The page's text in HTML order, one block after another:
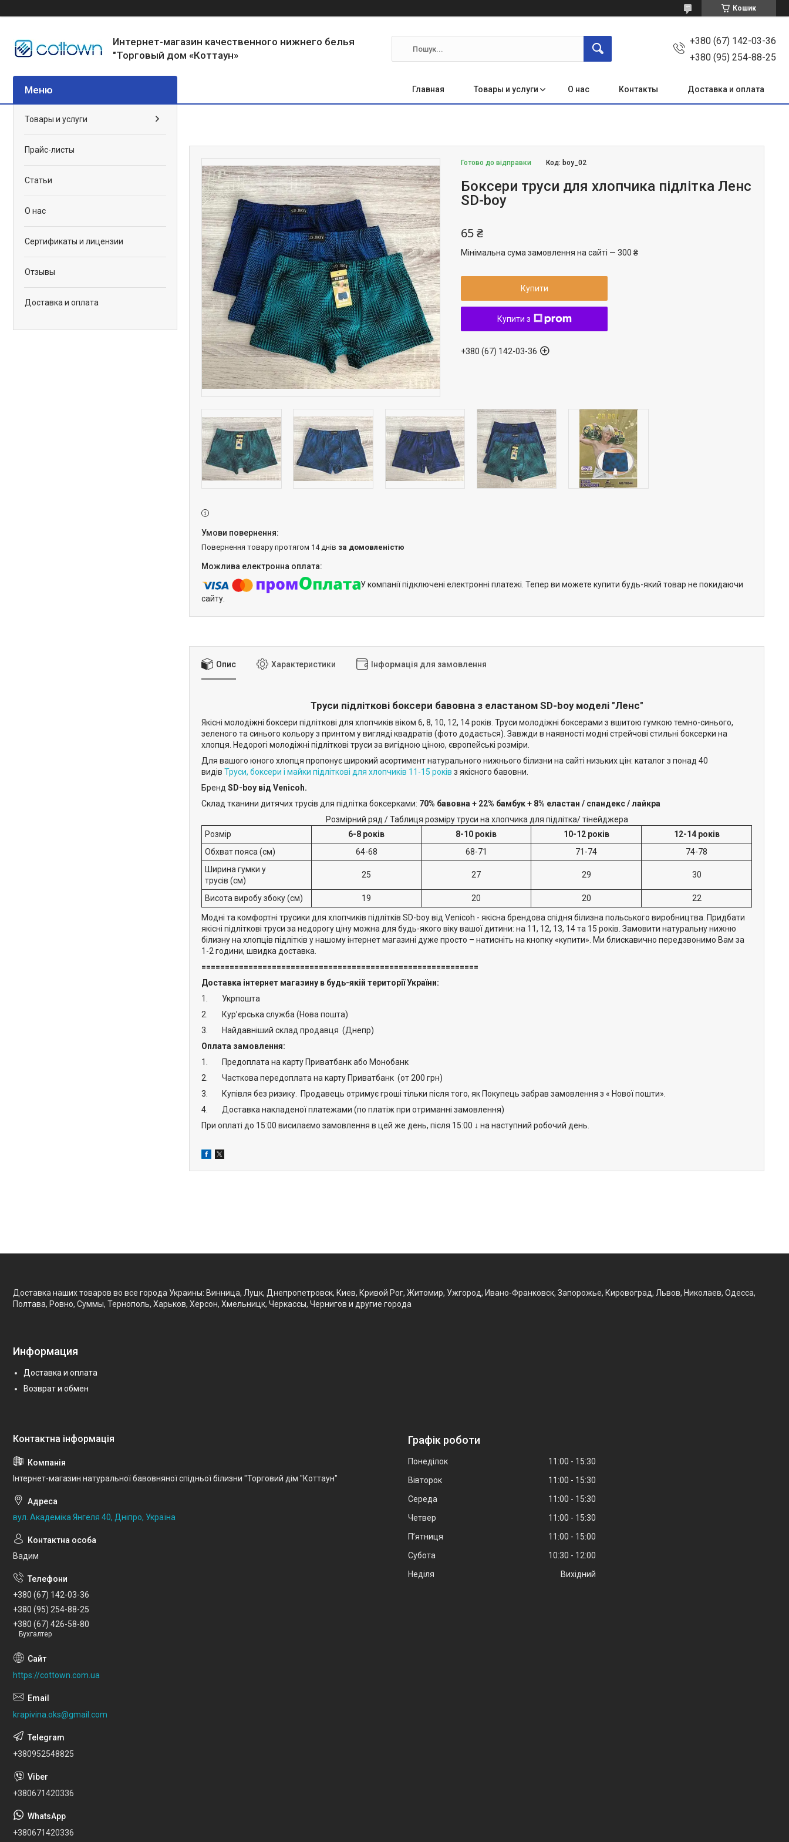
Кошик
Интернет-магазин качественного нижнего белья
"Торговый дом «Коттаун»
+380 (67) 142-03-36
+380 (95) 254-88-25
Главная Товары и услуги О нас Контакты Доставка и оплата
Готово до відправки Код: boy_02
Боксери труси для хлопчика підлітка Ленс
SD-boy
65 ₴
Мінімальна сума замовлення на сайті — 300 ₴
Купити
Купити з
+380 (67) 142-03-36
повернення товару протягом 14 днів за домовленістю
У компанії підключені електронні платежі. Тепер ви можете купити будь-який товар не покидаючи
сайту.
Опис Характеристики Інформація для замовлення
Труси підліткові боксери бавовна з еластаном SD-boy моделі "Ленс"
Якісні молодіжні боксери підліткові для хлопчиків віком 6, 8, 10, 12, 14 років. Труси молодіжні боксерами з вшитою гумкою темно-синього,
зеленого та синього кольору з принтом у вигляді квадратів (фото додається). Завжди в наявності модні стрейчові стильні боксерки на
хлопця. Недорогі молодіжні підліткові труси за вигідною ціною, європейські розміри.
Для вашого юного хлопця пропонує широкий асортимент натурального нижнього білизни на сайті низьких цін: каталог з понад 40
видів Труси, боксери і майки підліткові для хлопчиків 11-15 років з якісного бавовни.
Бренд SD-boy від Venicoh.
Склад тканини дитячих трусів для підлітка боксерками: 70% бавовна + 22% бамбук + 8% еластан / спандекс / лайкра
Розмірний ряд / Таблиця розміру труси на хлопчика для підлітка/ тінейджера
Розмір
6-8 років 8-10 років 10-12 років
12-14 років
Обхват пояса (см)
64-68 68-71 71-74
74-78
Ширина гумки у
трусів (см)
25 27 29 30
Висота виробу збоку (см) 19 20 20 22
Модні та комфортні трусики для хлопчиків підлітків SD-boy від Venicoh - якісна брендова спідня білизна польського виробництва. Придбати
якісні підліткові труси за недорогу ціну можна для будь-якого віку вашої дитини: на 11, 12, 13, 14 та 15 років. Замовити натуральну нижню
білизну на хлопців підлітків у нашому інтернет магазині дуже просто – натисніть на кнопку «купити». Ми блискавично передзвонимо Вам за
1-2 години, швидка доставка.
===========================================================
Доставка інтернет магазину в будь-якій території України:
1. Укрпошта
2. Кур’єрська служба (Нова пошта)
3. Найдавніший склад продавця (Днепр)
Оплата замовлення:
1. Предоплата на карту Приватбанк або Монобанк
2. Часткова передоплата на карту Приватбанк (от 200 грн)
3. Купівля без ризику. Продавець отримує гроші тільки після того, як Покупець забрав замовлення з « Нової пошти».
4. Доставка накладеної платежами (по платіж при отриманні замовлення)
При оплаті до 15:00 висилаємо замовлення в цей же день, після 15:00 ↓ на наступний робочий день.
Товары и услуги
Прайс-листы
Статьи
О нас
Сертификаты и лицензии
Отзывы
Доставка и оплата
Доставка наших товаров во все города Украины: Винница, Луцк, Днепропетровск, Киев, Кривой Рог, Житомир, Ужгород, Ивано-Франковск, Запорожье, Кировоград, Львов, Николаев, Одесса,
Полтава, Ровно, Суммы, Тернополь, Харьков, Херсон, Хмельницк, Черкассы, Чернигов и другие города
Информация
Доставка и оплата
Возврат и обмен
Інтернет-магазин натуральної бавовняної спідньої білизни "Торговий дім "Коттаун"
вул. Академіка Янгеля 40, Дніпро, Україна
Вадим
+380 (67) 142-03-36
+380 (95) 254-88-25
+380 (67) 426-58-80
Бухгалтер
https://cottown.com.ua
krapivina.oks@gmail.com
+380952548825
+380671420336
+380671420336
Графік роботи
Понеділок 11:00
15:30
Вівторок
11:00
15:30
Середа
11:00
15:30
Четвер
11:00
15:30
Пʼятниця
11:00
15:00
Субота
10:30
12:00
Неділя
Вихідний